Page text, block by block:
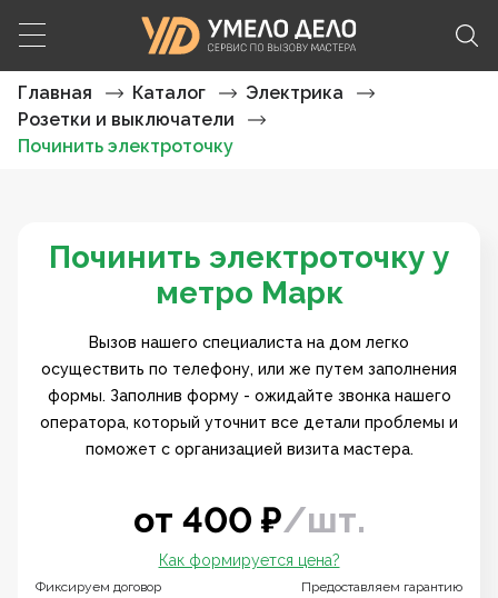
Главная Каталог
Электрика
Розетки и выключатели
Починить электроточку
Починить электроточку у
метро Марк
Вызов нашего специалиста на дом легко
осуществить по телефону, или же путем заполнения
формы. Заполнив форму - ожидайте звонка нашего
оператора, который уточнит все детали проблемы и
поможет с организацией визита мастера.
от 400 ₽/шт.
Фиксируем договор
Как формируется цена?
Предоставляем гарантию